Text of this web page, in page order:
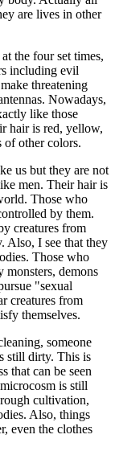
are lives in other
the four set times,
including evil
threatening
Nowadays,
like those
hair is red, yellow,
of other colors.
us but they are not
men. Their hair is
Those who
by them.
creatures from
Also, I see that they
Those who
monsters, demons
"sexual
creatures from
themselves.
someone
still dirty. This is
that can be seen
is still
cultivation,
Also, things
even the clothes